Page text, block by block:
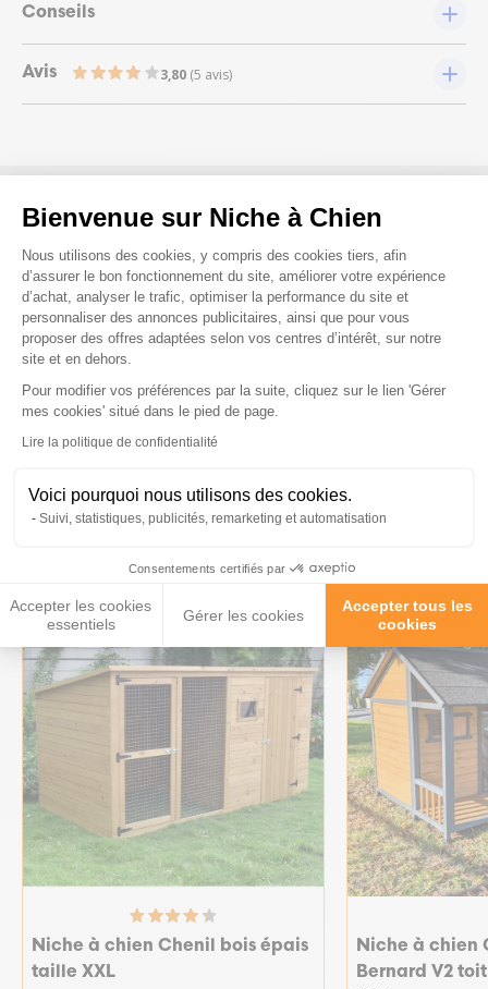
Bienvenue sur Niche à Chien
Plateforme de Gestion du
Nous utilisons des cookies, y compris des cookies tiers, afin
d’assurer le bon fonctionnement du site, améliorer votre expérience
d’achat, analyser le trafic, optimiser la performance du site et
personnaliser des annonces publicitaires, ainsi que pour vous
proposer des offres adaptées selon vos centres d’intérêt, sur notre
site et en dehors.
Pour modifier vos préférences par la suite, cliquez sur le lien 'Gérer
mes cookies' situé dans le pied de page.
Lire la politique de confidentialité
Voici pourquoi nous utilisons des cookies.
Suivi, statistiques, publicités, remarketing et automatisation
Consentements certifiés par
Accepter les cookies
essentiels
Gérer les cookies
Accepter tous les
cookies
Axeptio consent
Conseils
Avis 3,80 (5 avis)
Nous répondons à toutes vos
questions ;)
Posez-nous vos questions
Ces produits peuvent vous
intéresser
↓ CHENIL26
Niche à chien Chenil bois épais
taille XXL
Niche à chien
Bernard V2